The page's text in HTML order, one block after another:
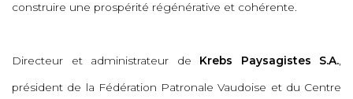
construire une prospérité régénérative et cohérente.
Directeur et administrateur de Krebs Paysagistes S.A.,
président de la Fédération Patronale Vaudoise et du Centre